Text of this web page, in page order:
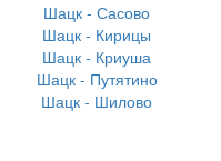
Шацк - Сасово
Шацк - Кирицы
Шацк - Криуша
Шацк - Путятино
Шацк - Шилово